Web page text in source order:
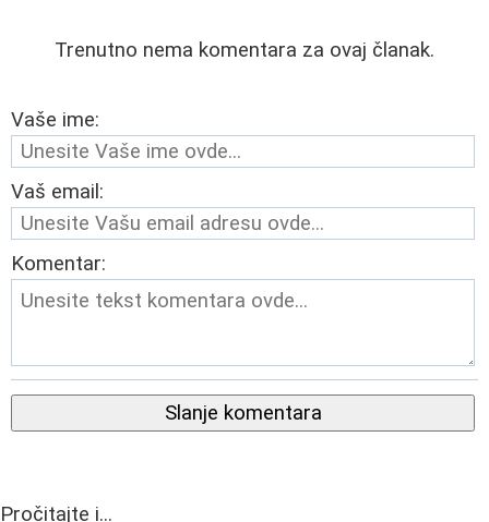
Trenutno nema komentara za ovaj članak.
Vaše ime:
Vaš email:
Komentar:
Slanje komentara
Pročitajte i...